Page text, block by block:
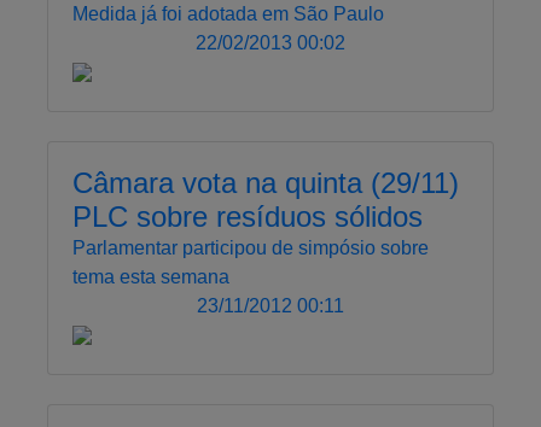
Medida já foi adotada em São Paulo
22/02/2013 00:02
Câmara vota na quinta (29/11)
PLC sobre resíduos sólidos
Parlamentar participou de simpósio sobre
tema esta semana
23/11/2012 00:11